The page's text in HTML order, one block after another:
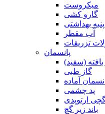
میکروست
گارو کشی
پنبه بهداشتی
آب مقطر
تزریقات
پانسمان
بافته (سفید)
گاز طبی
آماده
پد چشمی
گچی ارتوپدی
باند زیر گچ